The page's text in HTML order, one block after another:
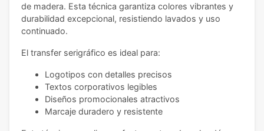
de madera. Esta técnica garantiza colores vibrantes y
durabilidad excepcional, resistiendo lavados y uso
continuado.
El transfer serigráfico es ideal para:
Logotipos con detalles precisos
Textos corporativos legibles
Diseños promocionales atractivos
Marcaje duradero y resistente